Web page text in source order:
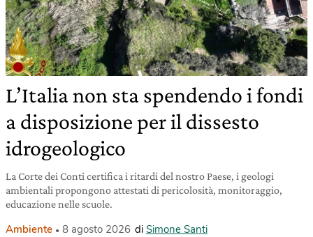
L’Italia non sta spendendo i fondi
a disposizione per il dissesto
idrogeologico
La Corte dei Conti certifica i ritardi del nostro Paese, i geologi
ambientali propongono attestati di pericolosità, monitoraggio,
educazione nelle scuole.
Ambiente 8 agosto 2026 di Simone Santi